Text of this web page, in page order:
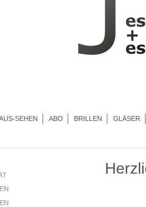
SEHEN ABO BRILLEN GLÄSER